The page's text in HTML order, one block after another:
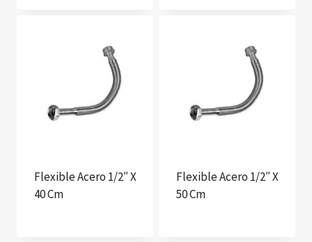
Flexible Acero 1/2″ X
40 Cm
Flexible Acero 1/2″ X
50 Cm